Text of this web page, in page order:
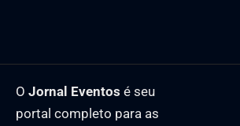
O Jornal Eventos é seu
portal completo para as